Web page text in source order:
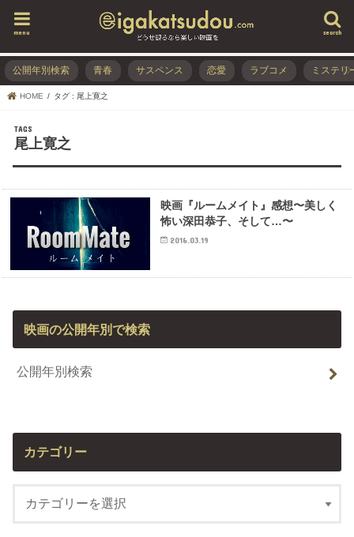
search
menu
公開年別検索 青春 サスペンス 恋愛 ラブコメ ミステリ
HOME タグ : 尾上寛之
尾上寛之
映画『ルームメイト』感想〜美しく
怖い深田恭子、そして…〜
2016.03.19
映画の公開年別で検索
公開年別検索
カテゴリー